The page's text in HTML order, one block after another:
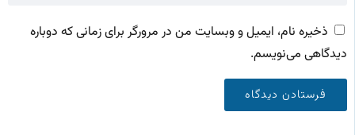
ذخیره نام، ایمیل و وبسایت من در مرورگر برای زمانی که دوباره
دیدگاهی می‌نویسم.